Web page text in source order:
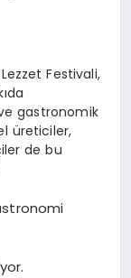
Festivali,
gastronomik
üreticiler,
de bu